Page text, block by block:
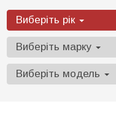
Виберіть рік
Виберіть марку
Виберіть модель